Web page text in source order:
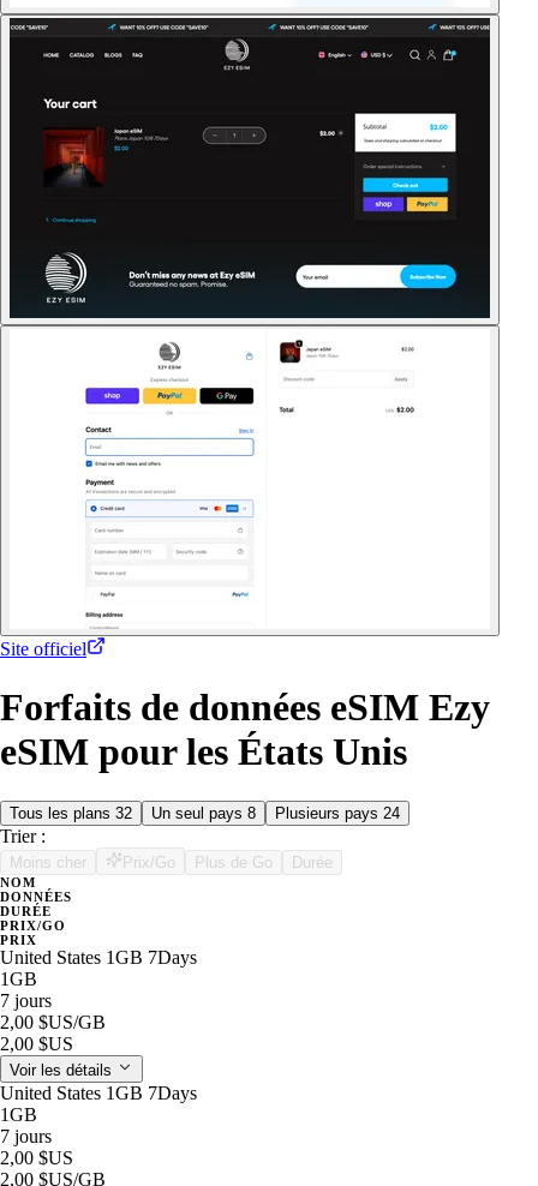
Site officiel
Forfaits de données eSIM Ezy
eSIM pour les États Unis
Tous les plans 32 Un seul pays 8 Plusieurs pays 24
Trier :
Moins cher Prix/Go Plus de Go Durée
NOM
DONNÉES
DURÉE
PRIX/GO
PRIX
United States 1GB 7Days
1GB
7 jours
2,00 $US/GB
2,00 $US
Voir les détails
United States 1GB 7Days
1GB
7 jours
2,00 $US
2,00 $US/GB